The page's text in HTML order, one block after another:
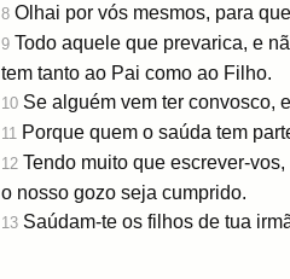
8 Olhai por vós mesmos, para
9 Todo aquele que prevarica, e
tem tanto ao Pai como ao Filho.
10 Se alguém vem ter convosco,
11 Porque quem o saúda tem
12 Tendo muito que escrever-
o nosso gozo seja cumprido.
13 Saúdam-te os filhos de tua